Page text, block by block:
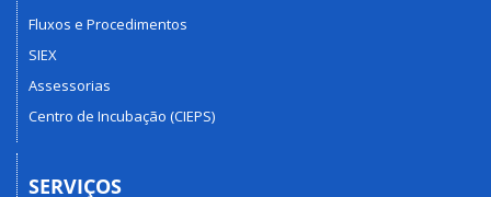
Fluxos e Procedimentos
SIEX
Assessorias
Centro de Incubação (CIEPS)
SERVIÇOS